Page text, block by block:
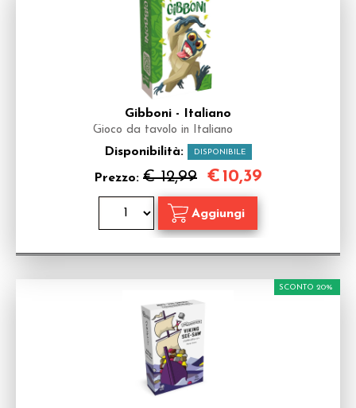
Gibboni - Italiano
Gioco da tavolo in Italiano
Disponibilità: DISPONIBILE
Prezzo: € 12,99 €10,39
SCONTO 20%